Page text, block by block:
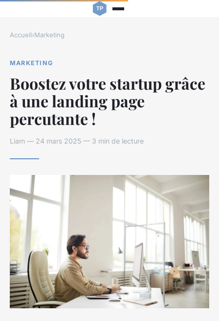
Accueil›Marketing
MARKETING
Boostez votre startup grâce
à une landing page
percutante !
Liam — 24 mars 2025 — 3 min de lecture